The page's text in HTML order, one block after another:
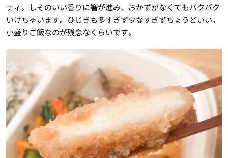
ティ。しそのいい香りに箸が進み、おかずがなくてもバクバク
いけちゃいます。ひじきも多すぎず少なすぎずちょうどいい。
小盛りご飯なのが残念なくらいです。